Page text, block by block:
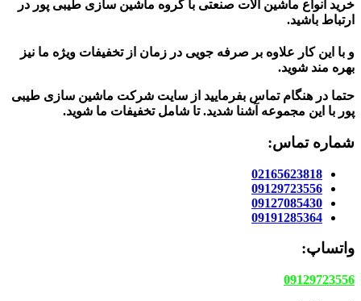
خرید انواع ماشین آلات صنعتی با گروه ماشین سازی طیبی پور در
ارتباط باشید.
و با این کار علاوه بر صرفه جویی در زمان از تخفیفات ویژه ما نیز
بهره مند شوید.
حتما در هنگام تماس بفرمایید از سایت شرکت ماشین سازی طیبی
پور با این مجموعه آشنا شدید. تا شامل تخفیفات ما شوید.
شماره تماس:
02165623818
09129723556
09127085430
09191285364
واتساپ:
09129723556